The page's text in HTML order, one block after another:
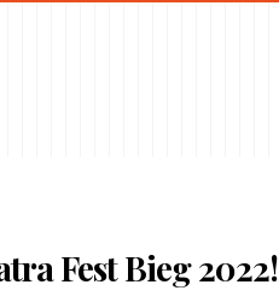
Fest Bieg 2022!